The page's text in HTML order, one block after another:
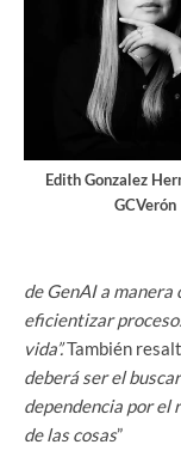
Edith Gonzalez
GCVerón
de GenAI a
eficientizar
vida”.También
deberá ser el
dependencia por
de las cosas”